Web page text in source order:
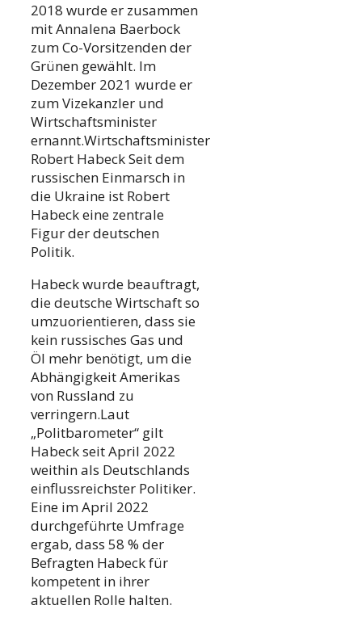
2018 wurde er zusammen
mit Annalena Baerbock
zum Co-Vorsitzenden der
Grünen gewählt. Im
Dezember 2021 wurde er
zum Vizekanzler und
Wirtschaftsminister
ernannt.Wirtschaftsminister
Robert Habeck Seit dem
russischen Einmarsch in
die Ukraine ist Robert
Habeck eine zentrale
Figur der deutschen
Politik.
Habeck wurde beauftragt,
die deutsche Wirtschaft so
umzuorientieren, dass sie
kein russisches Gas und
Öl mehr benötigt, um die
Abhängigkeit Amerikas
von Russland zu
verringern.Laut
„Politbarometer“ gilt
Habeck seit April 2022
weithin als Deutschlands
einflussreichster Politiker.
Eine im April 2022
durchgeführte Umfrage
ergab, dass 58 % der
Befragten Habeck für
kompetent in ihrer
aktuellen Rolle halten.